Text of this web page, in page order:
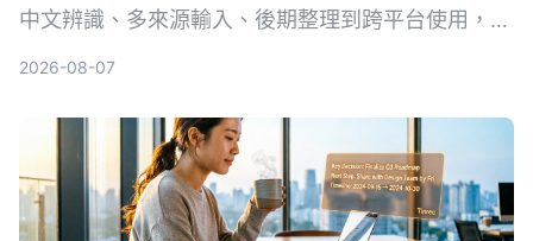
中文辨識、多來源輸入、後期整理到跨平台使用，五
2026-08-07